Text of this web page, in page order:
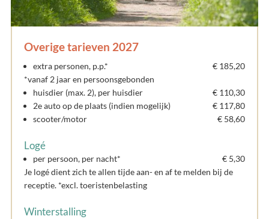
Overige tarieven 2027
extra personen, p.p.*
€ 185,20
*vanaf 2 jaar en persoonsgebonden
huisdier (max. 2), per huisdier
€ 110,30
2e auto op de plaats (indien mogelijk)
€ 117,80
scooter/motor
€ 58,60
Logé
per persoon, per nacht*
€ 5,30
Je logé dient zich te allen tijde aan- en af te melden bij de
receptie. *excl. toeristenbelasting
Winterstalling